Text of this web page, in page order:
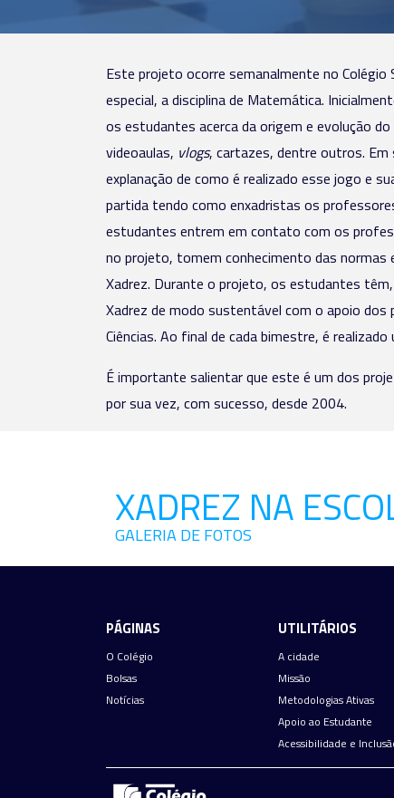
Este projeto ocorre semanalmente no
especial, a disciplina de Matemática.
os estudantes acerca da origem e evolução
videoaulas, vlogs, cartazes, dentre outros. Em
explanação de como é realizado esse jogo e
partida tendo como enxadristas os
estudantes entrem em contato com os
no projeto, tomem conhecimento das normas
Xadrez. Durante o projeto, os estudantes
Xadrez de modo sustentável com o apoio
Ciências. Ao final de cada bimestre, é
É importante salientar que este é um dos
por sua vez, com sucesso, desde 2004.
XADREZ NA
GALERIA DE FOTOS
PÁGINAS
O Colégio
Bolsas
Notícias
UTILITÁRIOS
A cidade
Missão
Metodologias Ativas
Apoio ao Estudante
Acessibilidade e